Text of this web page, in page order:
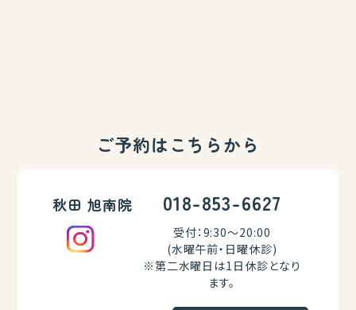
ご予約はこちらから
秋田 旭南院 018-853-6627
受付：9:30～20:00
(水曜午前・日曜休診)
※第二水曜日は1日休診となり
ます。